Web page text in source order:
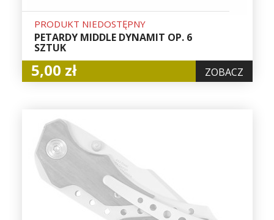
PRODUKT NIEDOSTĘPNY
PETARDY MIDDLE DYNAMIT OP. 6
SZTUK
5,00 zł ZOBACZ